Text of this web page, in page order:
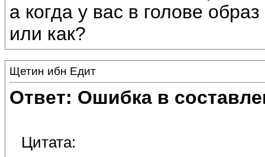
а когда у вас в голове
или как?
Щетин ибн Едит
Ответ: Ошибка в
Цитата: